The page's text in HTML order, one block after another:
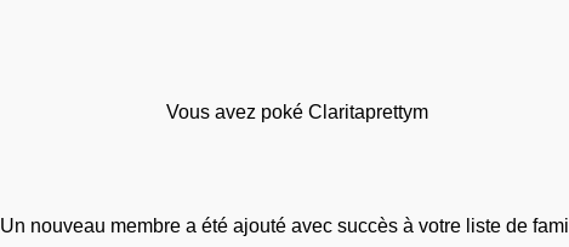
Vous avez poké Claritaprettym
Un nouveau membre a été ajouté avec succès à votre liste de